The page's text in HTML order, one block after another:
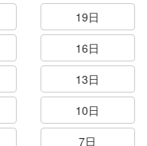
19日
16日
13日
10日
7日